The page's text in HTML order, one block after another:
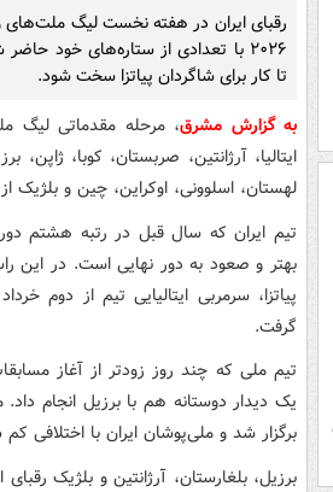
رقبای ایران در هفته نخست لیگ ملت‌های
۲۰۲۶ با تعدادی از ستاره‌های خود
تا کار برای شاگردان پیاتزا سخت شود.
به گزارش مشرق
ایتالیا، آرژانتین، صربستان، کوبا، ژاپن،
لهستان، اسلوونی، اوکراین، چین و بلژیک از امروز
تیم ایران که سال قبل در رتبه هشتم
پیاتزا، سرمربی ایتالیایی تیم از دوم
گرفت.
تیم ملی که چند روز زودتر از آغاز
یک دیدار دوستانه هم با برزیل انجام
برگزار شد و ملی‌پوشان ایران با
برزیل، بلغارستان، آرژانتین و بلژیک